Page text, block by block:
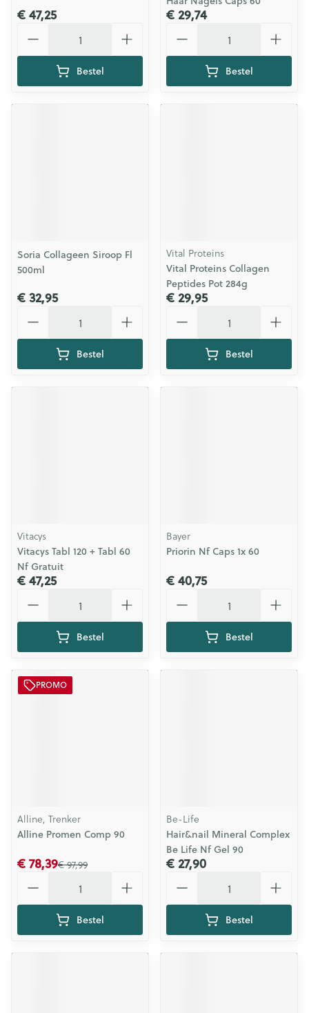
€ 47,25
Bestel
€ 29,74
Bestel
Soria Collageen Siroop Fl
500ml
€ 32,95
Bestel
Vital Proteins
Vital Proteins Collagen
Peptides Pot 284g
€ 29,95
Bestel
Vitacys
Vitacys Tabl 120 + Tabl 60
Nf Gratuit
€ 47,25
Bestel
Bayer
Priorin Nf Caps 1x 60
€ 40,75
Bestel
PROMO
Alline, Trenker
Alline Promen Comp 90
€ 97,99
€ 78,39
Bestel
Be-Life
Hair&nail Mineral Complex
Be Life Nf Gel 90
€ 27,90
Bestel